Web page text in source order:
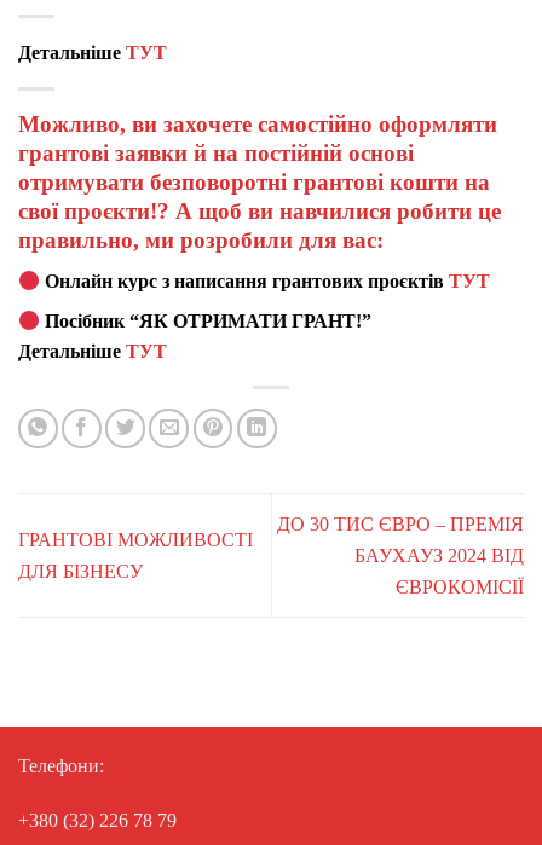
Детальніше ТУТ
Можливо, ви захочете самостійно оформляти
грантові заявки й на постійній основі
отримувати безповоротні грантові кошти на
свої проєкти!? А щоб ви навчилися робити це
правильно, ми розробили для вас:
Онлайн курс з написання грантових проєктівТУТ
Посібник “ЯК ОТРИМАТИ ГРАНТ!”
Детальніше ТУТ
ГРАНТОВІ МОЖЛИВОСТІ
ДЛЯ БІЗНЕСУ
ДО 30 ТИС ЄВРО – ПРЕМІЯ
БАУХАУЗ 2024 ВІД
ЄВРОКОМІСІЇ
Телефони:
+380 (32) 226 78 79